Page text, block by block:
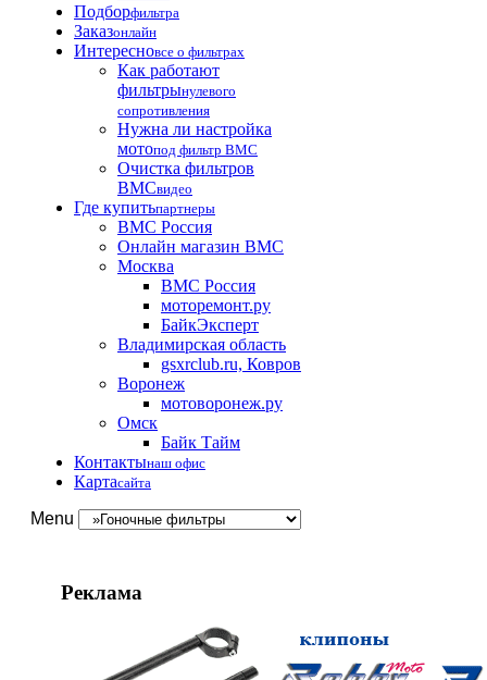
Подборфильтра
Заказонлайн
Интересновсе о фильтрах
Как работают
фильтрынулевого
сопротивления
Нужна ли настройка
мотопод фильтр BMC
Очистка фильтров
BMCвидео
Где купитьпартнеры
BMC Россия
Онлайн магазин BMC
Москва
BMC Россия
моторемонт.ру
БайкЭксперт
Владимирская область
gsxrclub.ru, Ковров
Воронеж
мотоворонеж.ру
Омск
Байк Тайм
Контактынаш офис
Картасайта
Menu
Реклама